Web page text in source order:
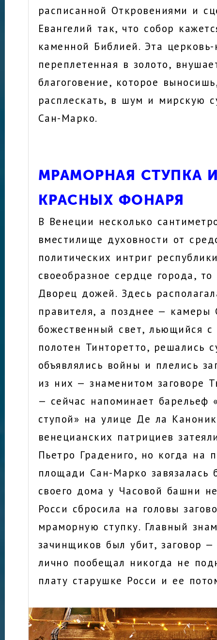
расписанной Откровениями и
Евангелий так, что собор
каменной Библией. Эта церковь-
переплетенная в золото,
благоговение, которое
расплескать, в шум и мирскую
Сан-Марко.
МРАМОРНАЯ СТУПКА
КРАСНЫХ ФОНАРЯ
В Венеции несколько
вместилище духовности от
политических интриг
своеобразное сердце города,
Дворец дожей. Здесь
правителя, а позднее — камеры
божественный свет, льющийся с
полотен Тинторетто, решались
объявлялись войны и плелись
из них — знаменитом заговоре
— сейчас напоминает барельеф
ступой» на улице Де ла
венецианских патрициев
Пьетро Градениго, но когда на
площади Сан-Марко завязалась
своего дома у Часовой башни
Росси сбросила на головы
мраморную ступку. Главный
зачинщиков был убит, заговор
лично пообещал никогда не
плату старушке Росси и ее